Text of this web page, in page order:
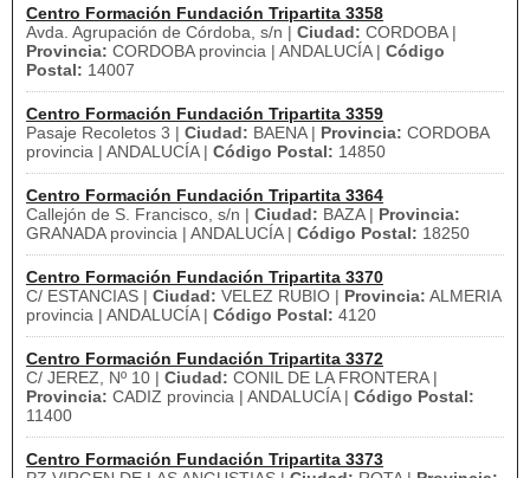
Centro Formación Fundación Tripartita 3358
Avda. Agrupación de Córdoba, s/n | Ciudad: CORDOBA |
Provincia: CORDOBA provincia | ANDALUCÍA | Código
Postal: 14007
Centro Formación Fundación Tripartita 3359
Pasaje Recoletos 3 | Ciudad: BAENA | Provincia: CORDOBA
provincia | ANDALUCÍA | Código Postal: 14850
Centro Formación Fundación Tripartita 3364
Callejón de S. Francisco, s/n | Ciudad: BAZA | Provincia:
GRANADA provincia | ANDALUCÍA | Código Postal: 18250
Centro Formación Fundación Tripartita 3370
C/ ESTANCIAS | Ciudad: VELEZ RUBIO | Provincia: ALMERIA
provincia | ANDALUCÍA | Código Postal: 4120
Centro Formación Fundación Tripartita 3372
C/ JEREZ, Nº 10 | Ciudad: CONIL DE LA FRONTERA |
Provincia: CADIZ provincia | ANDALUCÍA | Código Postal:
11400
Centro Formación Fundación Tripartita 3373